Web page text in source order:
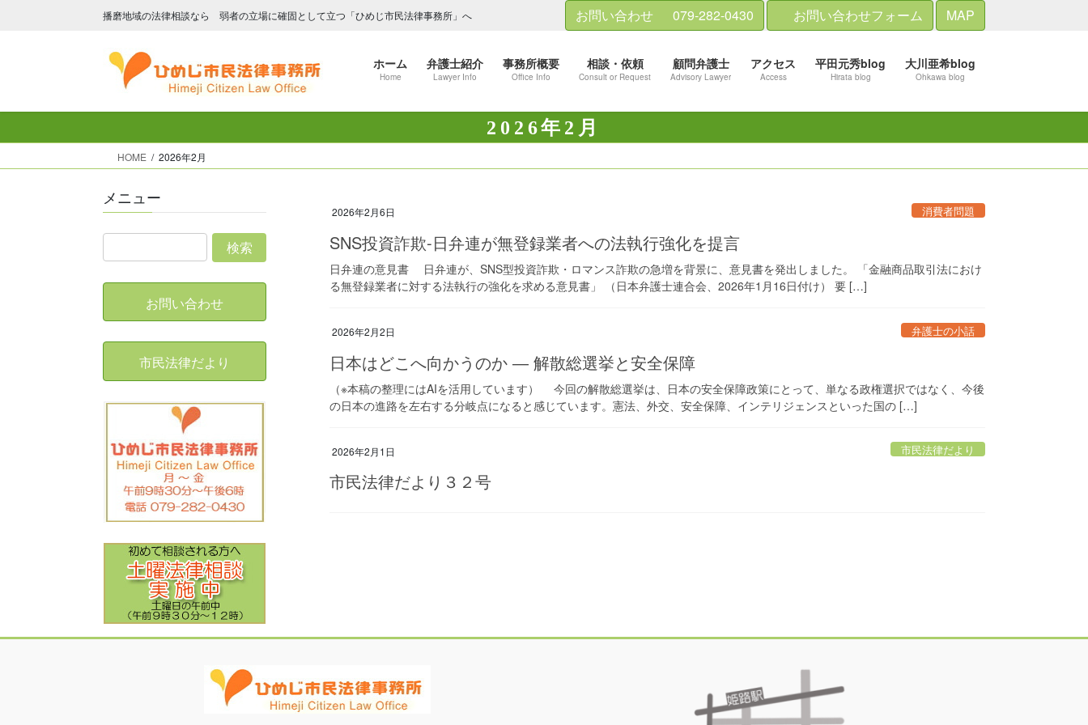
キ
ッ
に
移
播磨地域の法律相談なら 弱者の立場に確固として立つ「ひめじ市民法律事務所」へ お問い合わせ 079-282-0430 お問い合わせフォーム MAP
ホーム
Home
弁護士紹介
Lawyer Info
事務所概要
Office Info
相談・依頼
Consult or Request
顧問弁護士
Advisory Lawyer
アクセス
Access
平田元秀blog
Hirata blog
大川亜希blog
Ohkawa blog
2026年2月
HOME 2026年2月
2026年2月6日 消費者問題
SNS投資詐欺-日弁連が無登録業者への法執行強化を提言
日弁連の意見書 日弁連が、SNS型投資詐欺・ロマンス詐欺の急増を背景に、意見書を発出しました。 「金融商品取引法におけ
る無登録業者に対する法執行の強化を求める意見書」 （日本弁護士連合会、2026年1月16日付け） 要 […]
2026年2月2日 弁護士の小話
日本はどこへ向かうのか ― 解散総選挙と安全保障
（※本稿の整理にはAIを活用しています） 今回の解散総選挙は、日本の安全保障政策にとって、単なる政権選択ではなく、今後
の日本の進路を左右する分岐点になると感じています。憲法、外交、安全保障、インテリジェンスといった国の […]
2026年2月1日 市民法律だより
市民法律だより３２号
メニュー
お問い合わせ
市民法律だより